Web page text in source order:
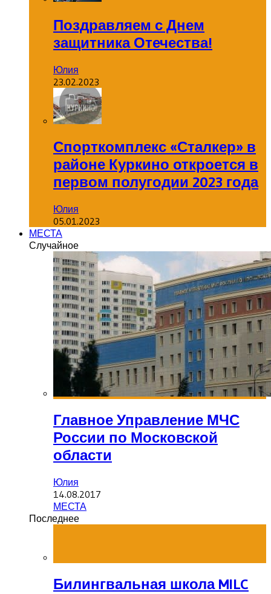
Поздравляем с Днем
защитника Отечества!
Юлия
23.02.2023
Спорткомплекс «Сталкер» в
районе Куркино откроется в
первом полугодии 2023 года
Юлия
05.01.2023
МЕСТА
Случайное
Главное Управление МЧС
России по Московской
области
Юлия
14.08.2017
МЕСТА
Последнее
Билингвальная школа MILC